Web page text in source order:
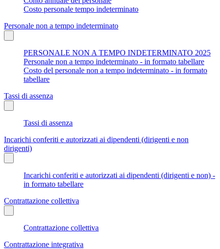
Costo personale tempo indeterminato
Personale non a tempo indeterminato
PERSONALE NON A TEMPO INDETERMINATO 2025
Personale non a tempo indeterminato - in formato tabellare
Costo del personale non a tempo indeterminato - in formato
tabellare
Tassi di assenza
Tassi di assenza
Incarichi conferiti e autorizzati ai dipendenti (dirigenti e non
dirigenti)
Incarichi conferiti e autorizzati ai dipendenti (dirigenti e non) -
in formato tabellare
Contrattazione collettiva
Contrattazione collettiva
Contrattazione integrativa